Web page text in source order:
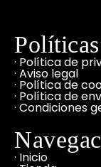
· Política de
· Aviso legal
· Política de
· Política de
· Condiciones
· Inicio